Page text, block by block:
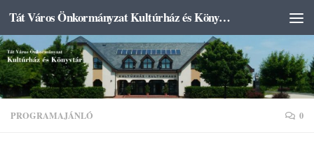
Skip to content Tát Város Önkormányzat Kultúrház és Könyvtár
PROGRAMAJÁNLÓ 0